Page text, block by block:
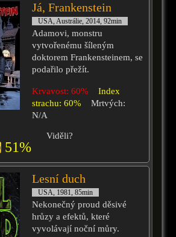
Já, Frankenstein
USA, Austrálie, 2014, 92min
Adamovi, monstru
vytvořenému šíleným
doktorem Frankensteinem, se
podařilo přežít.
Krvavost: 60%
Index
strachu: 60%
Mrtvých:
N/A
51%
Viděli?
Lesní duch
USA, 1981, 85min
Nekonečný proud děsivé
hrůzy a efektů, které
vyvolávají noční můry.